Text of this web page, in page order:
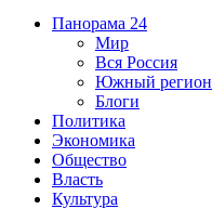
Панорама 24
Мир
Вся Россия
Южный регион
Блоги
Политика
Экономика
Общество
Власть
Культура